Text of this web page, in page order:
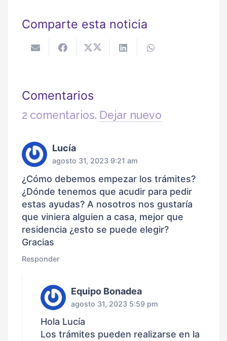
Comparte esta noticia
Comentarios
2 comentarios. Dejar nuevo
Lucía
agosto 31, 2023 9:21 am
¿Cómo debemos empezar los trámites?
¿Dónde tenemos que acudir para pedir
estas ayudas? A nosotros nos gustaría
que viniera alguien a casa, mejor que
residencia ¿esto se puede elegir?
Gracias
Responder
Equipo Bonadea
agosto 31, 2023 5:59 pm
Hola Lucía
Los trámites pueden realizarse en la